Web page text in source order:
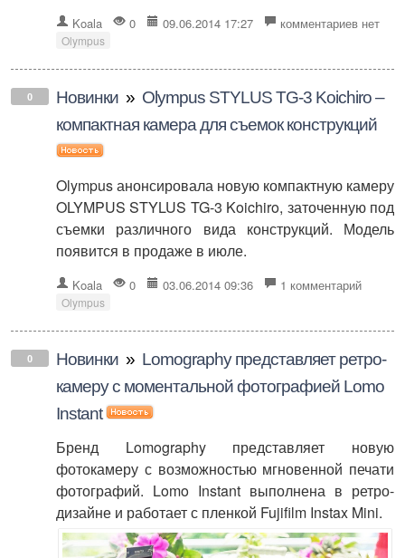
Koala 0 09.06.2014 17:27 комментариев нет
Olympus
0 Новинки » Olympus STYLUS TG-3 Koichiro –
компактная камера для съемок конструкций
Olympus анонсировала новую компактную камеру
OLYMPUS STYLUS TG-3 Koichiro, заточенную под
съемки различного вида конструкций. Модель
появится в продаже в июле.
Koala 0 03.06.2014 09:36 1 комментарий
Olympus
0 Новинки » Lomography представляет ретро-
камеру с моментальной фотографией Lomo
Instant
Бренд Lomography представляет новую
фотокамеру с возможностью мгновенной печати
фотографий. Lomo Instant выполнена в ретро-
дизайне и работает с пленкой Fujifilm Instax Mini.